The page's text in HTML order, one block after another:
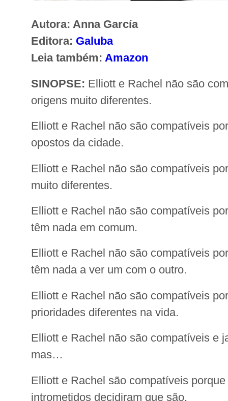
Autora: Anna García
Editora: Galuba
Leia também: Amazon
SINOPSE: Elliott e Rachel não são
origens muito diferentes.
Elliott e Rachel não são compatíveis
opostos da cidade.
Elliott e Rachel não são compatíveis
muito diferentes.
Elliott e Rachel não são compatíveis
têm nada em comum.
Elliott e Rachel não são compatíveis
têm nada a ver um com o outro.
Elliott e Rachel não são compatíveis
prioridades diferentes na vida.
Elliott e Rachel não são compatíveis e
mas…
Elliott e Rachel são compatíveis
intrometidos decidiram que são.